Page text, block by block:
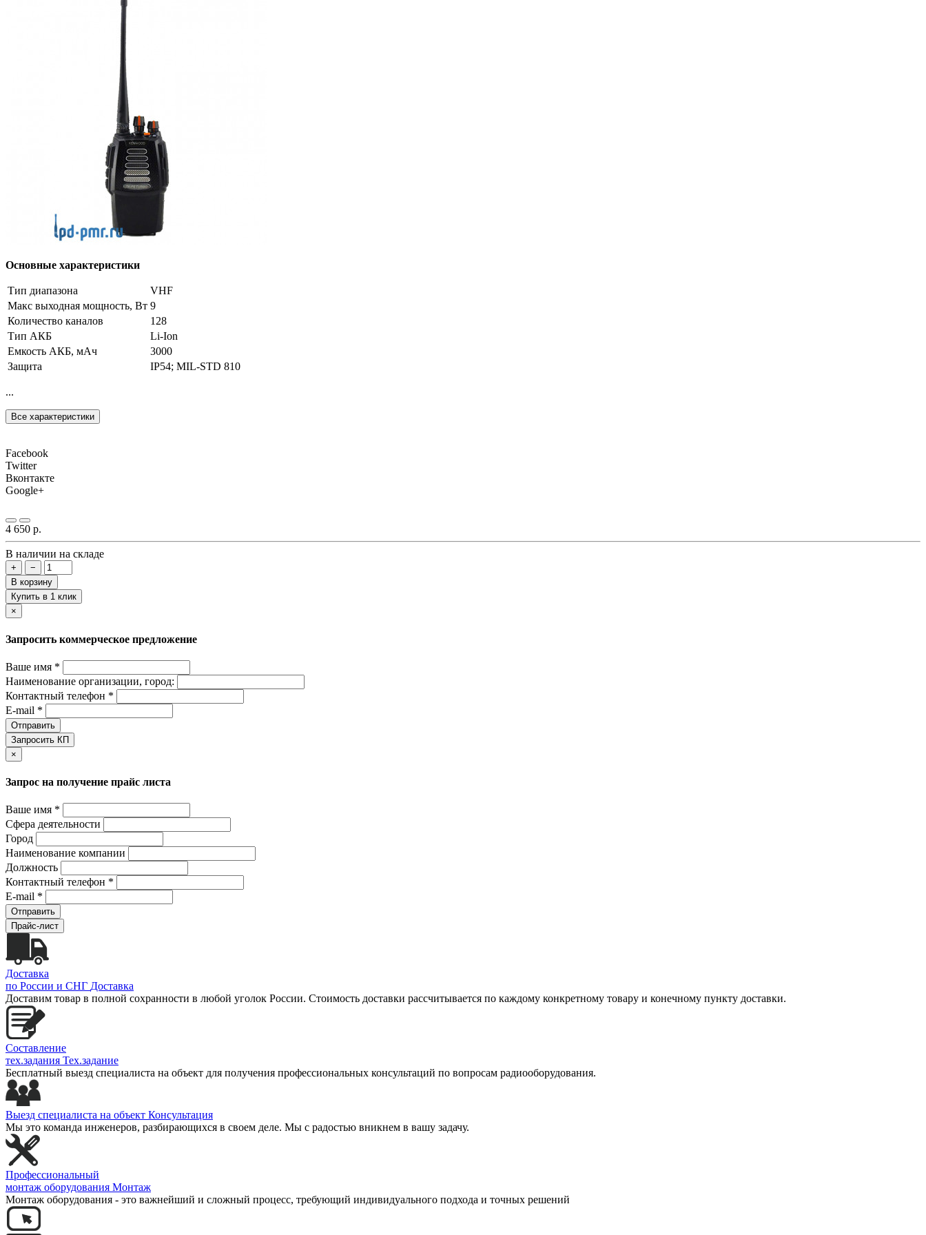
Основные характеристики
Тип диапазона
VHF
Макс выходная мощность, Вт 9
Количество каналов
128
Тип АКБ
Li-Ion
Емкость АКБ, мАч
3000
Защита
IP54; MIL-STD 810
...
Все характеристики
Facebook
Twitter
Вконтакте
Google+
4 650 р.
В наличии на складе
+
−
В корзину
Купить в 1 клик
×
Запросить коммерческое предложение
Ваше имя *
Наименование организации, город:
Контактный телефон *
E-mail *
Отправить
Запросить КП
×
Запрос на получение прайс листа
Ваше имя *
Сфера деятельности
Город
Наименование компании
Должность
Контактный телефон *
E-mail *
Отправить
Прайс-лист
Доставка
по России и СНГ Доставка
Доставим товар в полной сохранности в любой уголок России. Стоимость доставки рассчитывается по каждому конкретному товару и конечному пункту доставки.
Составление
тех.задания Тех.задание
Бесплатный выезд специалиста на объект для получения профессиональных консультаций по вопросам радиооборудования.
Выезд специалиста на объект Консультация
Мы это команда инженеров, разбирающихся в своем деле. Мы с радостью вникнем в вашу задачу.
Профессиональный
монтаж оборудования Монтаж
Монтаж оборудования - это важнейший и сложный процесс, требующий индивидуального подхода и точных решений